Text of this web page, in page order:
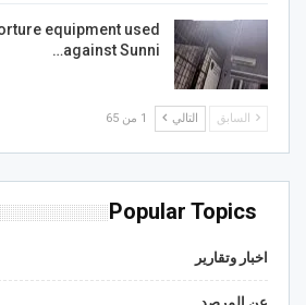
equipment used
against Sunni…
السابق التالي 1 من 65
Popular Topics
اخبار وتقارير